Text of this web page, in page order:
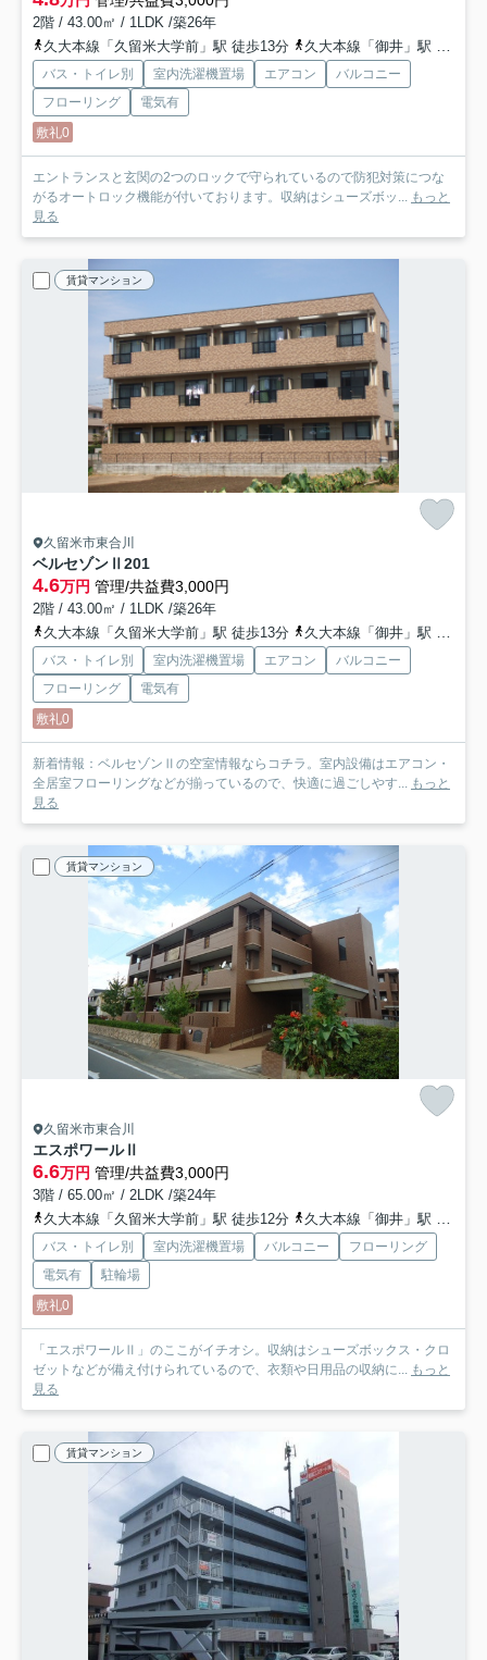
2階 / 43.00㎡ / 1LDK /築26年
久大本線「久留米大学前」駅 徒歩13分
久大本線「御井」駅 徒歩21分
バス・トイレ別 室内洗濯機置場 エアコン
バルコニー
フローリング
電気有
敷礼0
エントランスと玄関の2つのロックで守られているので防犯対策につな
がるオートロック機能が付いております。収納はシューズボッ... もっと
見る
賃貸マンション
久留米市東合川
ベルセゾンⅡ 201
4.6万円 管理/共益費3,000円
2階 / 43.00㎡ / 1LDK /築26年
久大本線「久留米大学前」駅 徒歩13分
久大本線「御井」駅 徒歩21分
バス・トイレ別 室内洗濯機置場 エアコン
バルコニー
フローリング
電気有
敷礼0
新着情報：ベルセゾンⅡの空室情報ならコチラ。室内設備はエアコン・
全居室フローリングなどが揃っているので、快適に過ごしやす... もっと
見る
賃貸マンション
久留米市東合川
エスポワールⅡ
6.6万円 管理/共益費3,000円
3階 / 65.00㎡ / 2LDK /築24年
久大本線「久留米大学前」駅 徒歩12分
久大本線「御井」駅 徒歩20分
バス・トイレ別 室内洗濯機置場 バルコニー
フローリング
電気有
駐輪場
敷礼0
「エスポワールⅡ」のここがイチオシ。収納はシューズボックス・クロ
ゼットなどが備え付けられているので、衣類や日用品の収納に... もっと
見る
賃貸マンション